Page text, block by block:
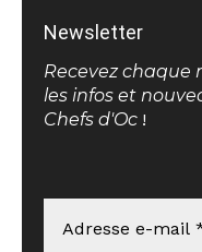
Newsletter
Recevez chaque
les infos et
Chefs d'Oc !